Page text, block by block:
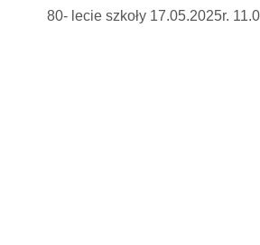
80- lecie szkoły 17.05.2025r.